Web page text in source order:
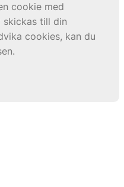
cookie med
till din
cookies, kan du